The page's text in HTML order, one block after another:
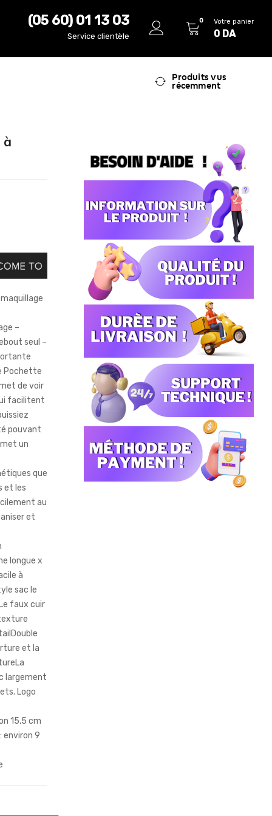
(05 60) 01 13 03
Service clientèle
0 Votre panier
0 DA
Produits vus
récemment
à
–
seul –
Pochette
de voir
facilitent
pouvant
un
que
et les
au
et
longue x
à
sac le
faux cuir
et la
largement
Logo
15,5 cm
environ 9